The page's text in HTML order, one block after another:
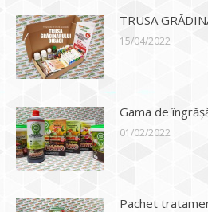
TRUSA
15/04/2022
Gama de
01/02/2022
Pachet